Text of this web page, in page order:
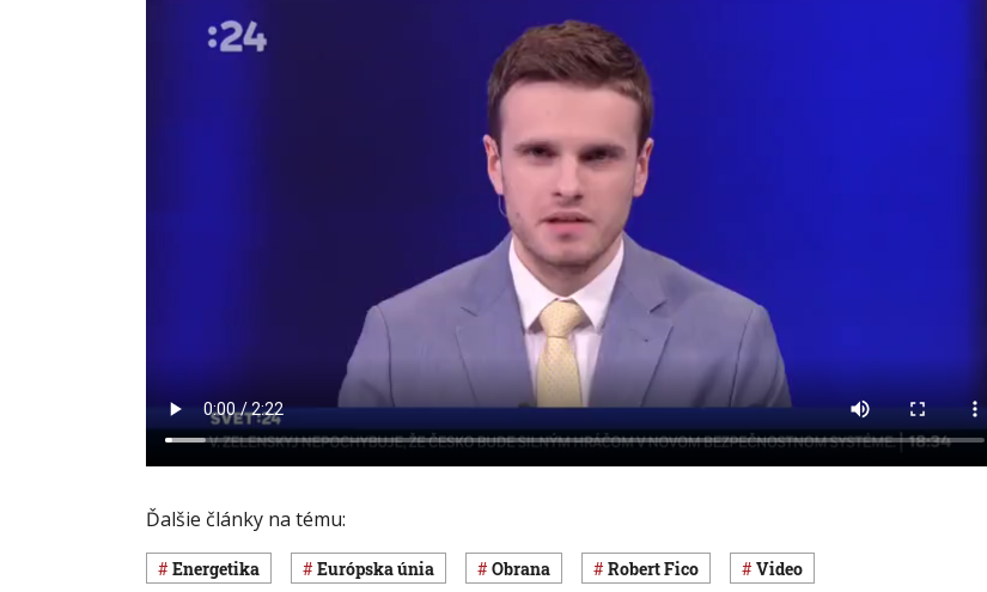
Ďalšie články na tému:
Energetika Európska únia obrana Robert Fico Video